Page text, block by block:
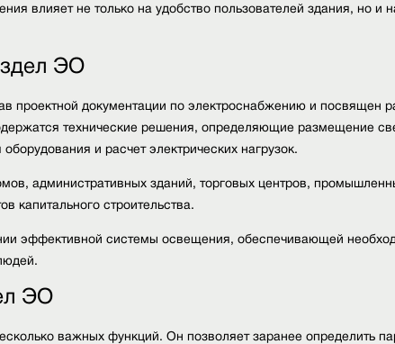
влияет не только на удобство пользователей здания, но
ЭО
проектной документации по электроснабжению и посвящен
технические решения, определяющие размещение
и расчет электрических нагрузок.
административных зданий, торговых центров,
капитального строительства.
эффективной системы освещения, обеспечивающей
ЭО
важных функций. Он позволяет заранее определить